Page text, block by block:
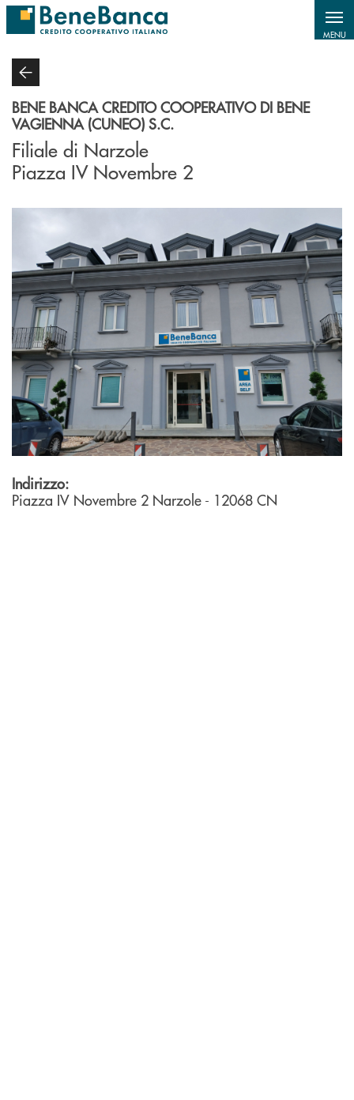
Salta al contenuto principale
MENU
BENE BANCA CREDITO COOPERATIVO DI BENE
VAGIENNA (CUNEO) S.C.
Filiale di Narzole
Piazza IV Novembre 2
Indirizzo:
Piazza IV Novembre 2 Narzole - 12068 CN